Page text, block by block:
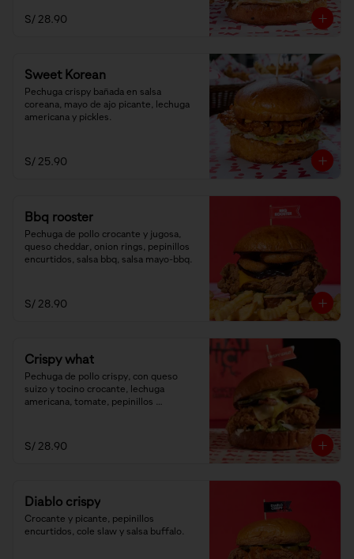
S/ 28.90
Sweet Korean
Pechuga crispy bañada en salsa
coreana, mayo de ajo picante, lechuga
americana y pickles.
S/ 25.90
Bbq rooster
Pechuga de pollo crocante y jugosa,
queso cheddar, onion rings, pepinillos
encurtidos, salsa bbq, salsa mayo-bbq.
S/ 28.90
Crispy what
Pechuga de pollo crispy, con queso
suizo y tocino crocante, lechuga
americana, tomate, pepinillos
S/ 28.90
Diablo crispy
Crocante y picante, pepinillos
encurtidos, cole slaw y salsa buffalo.